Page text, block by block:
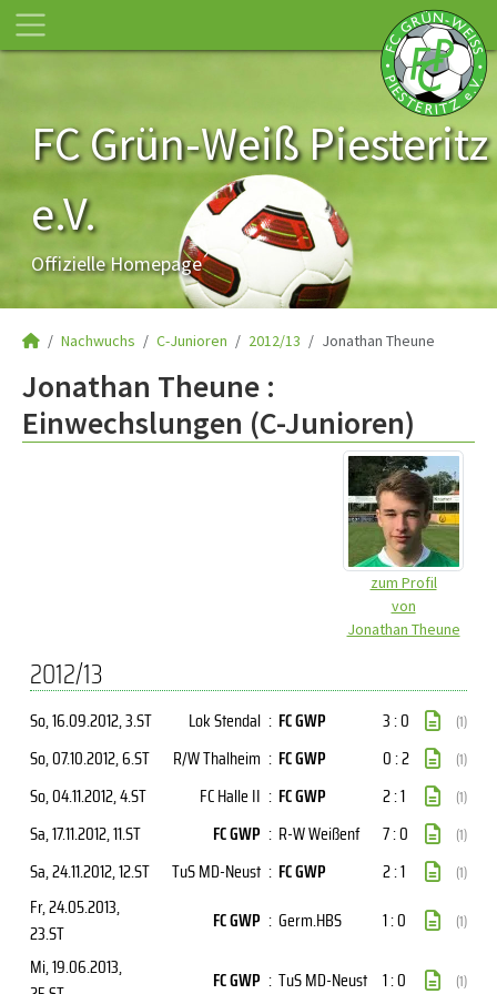
FC Grün-Weiß Piesteritz
e.V.
Offizielle Homepage
Nachwuchs C-Junioren 2012/13 Jonathan Theune
Jonathan Theune :
Einwechslungen (C-Junioren)
zum Profil
von
Jonathan Theune
2012/13
So, 16.09.2012, 3.ST Lok Stendal : FC GWP 3 : 0 (1)
So, 07.10.2012, 6.ST R/W Thalheim : FC GWP 0 : 2 (1)
So, 04.11.2012, 4.ST FC Halle II : FC GWP 2 : 1 (1)
Sa, 17.11.2012, 11.ST FC GWP : R-W Weißenf 7 : 0 (1)
Sa, 24.11.2012, 12.ST TuS MD-Neust : FC GWP 2 : 1 (1)
Fr, 24.05.2013,
23.ST
FC GWP : Germ.HBS 1 : 0 (1)
Mi, 19.06.2013,
FC GWP : TuS MD-Neust 1 : 0 (1)